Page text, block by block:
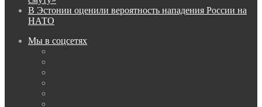
В Эстонии оценили вероятность нападения России на
НАТО
Мы в соцсетях